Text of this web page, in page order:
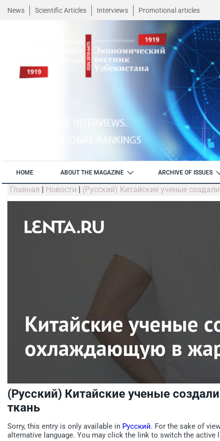
News Scientific Articles Interviews Promotional articles
HOME ABOUT THE MAGAZINE ARCHIVE OF ISSUES
Главная | Новости | (Русский) Китайские ученые
(Русский) Китайские ученые
ткань
Sorry, this entry is only available in Русский. For the sake of
alternative language. You may click the link to switch the active